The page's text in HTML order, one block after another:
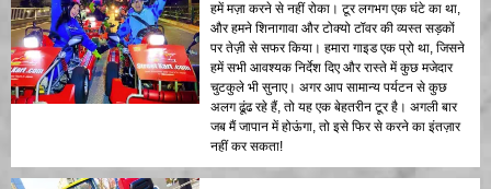
हमें मज़ा करने से नहीं रोका। टूर लगभग एक घंटे का था,
और हमने शिनागावा और टोक्यो टॉवर की व्यस्त सड़कों
पर तेज़ी से सफर किया। हमारा गाइड एक प्रो था, जिसने
हमें सभी आवश्यक निर्देश दिए और रास्ते में कुछ मजेदार
चुटकुले भी सुनाए। अगर आप सामान्य पर्यटन से कुछ
अलग ढूंढ रहे हैं, तो यह एक बेहतरीन टूर है। अगली बार
जब मैं जापान में होऊंगा, तो इसे फिर से करने का इंतज़ार
नहीं कर सकता!